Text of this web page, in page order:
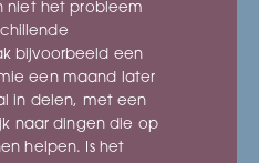
niet het probleem
bijvoorbeeld een
een maand later
in delen, met een
naar dingen die op
helpen. Is het